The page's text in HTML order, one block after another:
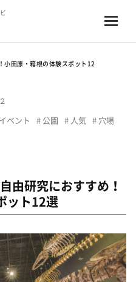
小田原・箱根の体験スポット12
イベント 公園 人気
穴場
由研究におすすめ！
ット12選